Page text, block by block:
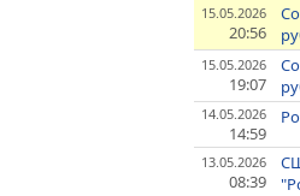
15.05.2026
20:56
15.05.2026
19:07
14.05.2026
14:59
13.05.2026
08:39